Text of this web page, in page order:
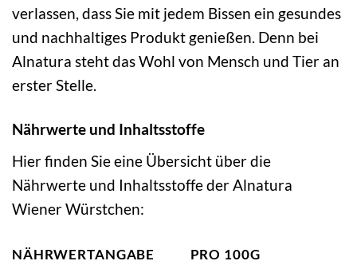
verlassen, dass Sie mit jedem Bissen ein gesundes
und nachhaltiges Produkt genießen. Denn bei
Alnatura steht das Wohl von Mensch und Tier an
erster Stelle.
Nährwerte und Inhaltsstoffe
Hier finden Sie eine Übersicht über die
Nährwerte und Inhaltsstoffe der Alnatura
Wiener Würstchen:
NÄHRWERTANGABE
PRO 100G